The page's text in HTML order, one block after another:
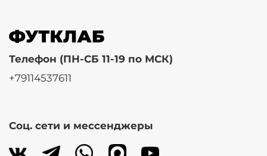
Телефон (ПН-СБ 11-19 по МСК)
+79114537611
Соц. сети и мессенджеры